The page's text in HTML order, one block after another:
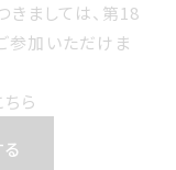
ましては、第18
参加いただけま
ら